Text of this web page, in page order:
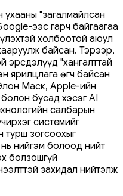
"загалмайлсан
ээс гарч байгаагаа
холбоотой аюул
байсан. Тэрээр,
эрсдэлүүд "хангалттай
ярилцлага өгч байсан
Маск, Apple-ийн
бусад хэсэг AI
салбарын
системийг
турш зогсоохыг
нийгэм болоод нийт
болзошгүй
захидал нийтэлж